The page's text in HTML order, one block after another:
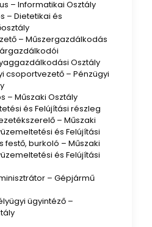
– Informatikai Osztály
– Dietetikai és
– Műszergazdálkodás
Osztály
csoportvezető – Pénzügyi
– Műszaki Osztály
és Felújítási részleg
– Műszaki
és Felújítási
festő, burkoló – Műszaki
és Felújítási
– Gépjármű
ügyintéző –